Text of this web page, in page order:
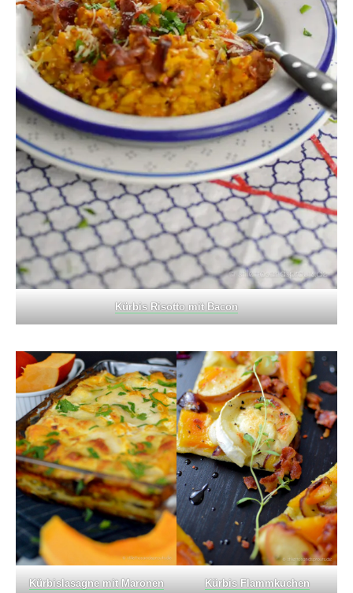
Kürbis Risotto mit Bacon
Kürbislasagne mit Maronen Kürbis Flammkuchen